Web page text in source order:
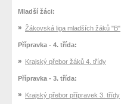
Mladší žáci:
Žákovská liga mladších žáků "B"
Přípravka - 4. třída:
Krajský přebor žáků 4. třídy
Přípravka - 3. třída:
Krajský přebor přípravek 3. třídy